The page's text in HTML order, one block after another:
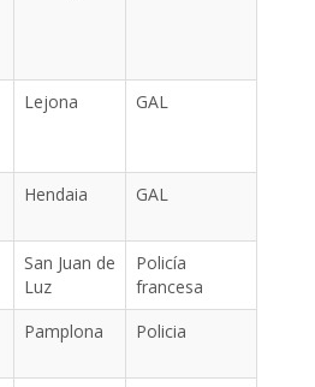
Lejona GAL
Hendaia GAL
San Juan de
Luz
Policía
francesa
Pamplona Policia